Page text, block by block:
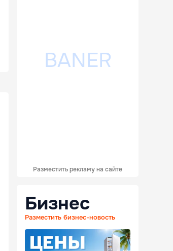
Разместить рекламу на сайте
Бизнес
Разместить бизнес-новость